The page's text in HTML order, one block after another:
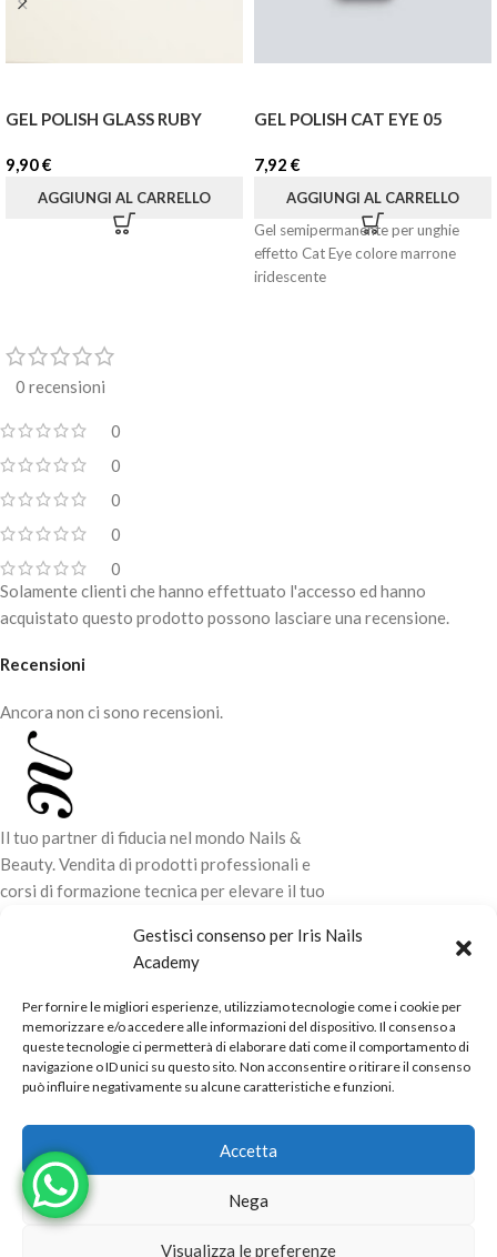
Gestisci consenso per Iris Nails
Academy
Per fornire le migliori esperienze, utilizziamo tecnologie come i cookie per
memorizzare e/o accedere alle informazioni del dispositivo. Il consenso a
queste tecnologie ci permetterà di elaborare dati come il comportamento di
navigazione o ID unici su questo sito. Non acconsentire o ritirare il consenso
può influire negativamente su alcune caratteristiche e funzioni.
Accetta
Nega
Visualizza le preferenze
GEL POLISH GLASS RUBY
9,90€
AGGIUNGI AL CARRELLO
GEL POLISH CAT EYE 05
7,92 €
AGGIUNGI AL CARRELLO
Gel semipermanente per unghie
effetto Cat Eye colore marrone
iridescente
0 recensioni
0
0
0
0
0
Recensioni
Ancora non ci sono recensioni.
Solamente clienti che hanno effettuato l'accesso ed hanno
acquistato questo prodotto possono lasciare una recensione.
Il tuo partner di fiducia nel mondo Nails &
Beauty. Vendita di prodotti professionali e
corsi di formazione tecnica per elevare il tuo
LINK UTILI
ORARI NEGOZIO
Powered byReal.Pro.Webcopyright© 2026 in collaborazione con
Mac Sistemi